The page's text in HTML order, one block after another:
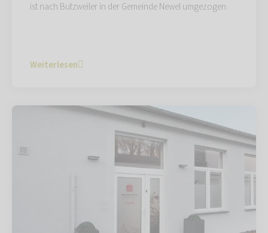
ist nach Butzweiler in der Gemeinde Newel umgezogen.
Weiterlesen